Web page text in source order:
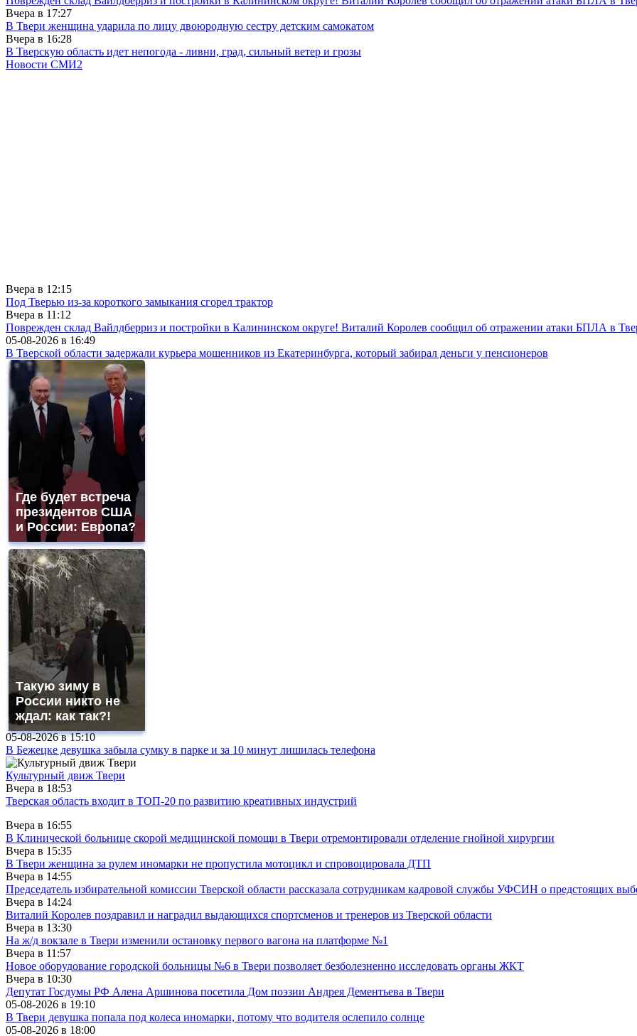
Вчера в 17:27
В Твери женщина ударила по лицу двоюродную сестру детским самокатом
Вчера в 16:28
В Тверскую область идет непогода - ливни, град, сильный ветер и грозы
Новости СМИ2
Вчера в 12:15
Под Тверью из-за короткого замыкания сгорел трактор
Вчера в 11:12
Поврежден склад Вайлдберриз и постройки в Калининском округе! Виталий Королев сообщил об отражении атаки БПЛА в
05-08-2026 в 16:49
В Тверской области задержали курьера мошенников из Екатеринбурга, который забирал деньги у пенсионеров
Где будет встреча
президентов США
и России: Европа?
Такую зиму в
России никто не
ждал: как так?!
05-08-2026 в15:10
В Бежецке девушка забыла сумку в парке и за 10 минут лишилась телефона
Культурный движ Твери
Вчера в 18:53
Тверская область входит в ТОП-20 по развитию креативных индустрий
Вчера в 16:55
В Клинической больнице скорой медицинской помощи в Твери отремонтировали отделение гнойной хирургии
Вчера в 15:35
В Твери женщина за рулем иномарки не пропустила мотоцикл и спровоцировала ДТП
Вчера в 14:55
Председатель избирательной комиссии Тверской области рассказала сотрудникам кадровой службы УФСИН о предстоящих
Вчера в 14:24
Виталий Королев поздравил и наградил выдающихся спортсменов и тренеров из Тверской области
Вчера в 13:30
На ж/д вокзале в Твери изменили остановку первого вагона на платформе №1
Вчера в 11:57
Новое оборудование городской больницы №6 в Твери позволяет безболезненно исследовать органы ЖКТ
Вчера в 10:30
Депутат Госдумы РФ Алена Аршинова посетила Дом поэзии Андрея Дементьева в Твери
05-08-2026 в 19:10
В Твери девушка попала под колеса иномарки, потому что водителя ослепило солнце
05-08-2026 в 18:00